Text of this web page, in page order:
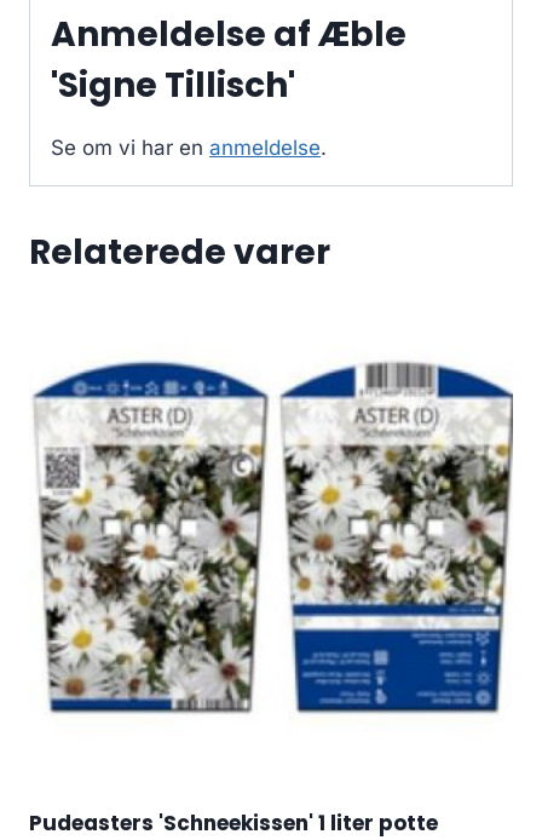
Anmeldelse af Æble
'Signe Tillisch'
Se om vi har en anmeldelse.
Relaterede varer
Pudeasters 'Schneekissen' 1 liter potte